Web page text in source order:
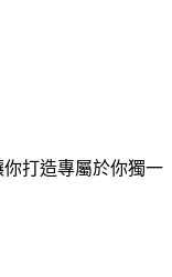
打造專屬於你獨一